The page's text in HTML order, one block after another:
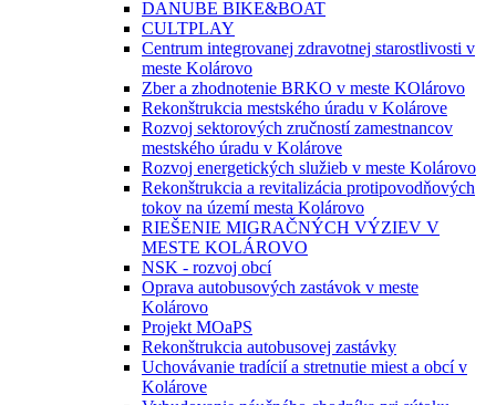
DANUBE BIKE&BOAT
CULTPLAY
Centrum integrovanej zdravotnej starostlivosti v
meste Kolárovo
Zber a zhodnotenie BRKO v meste KOlárovo
Rekonštrukcia mestského úradu v Kolárove
Rozvoj sektorových zručností zamestnancov
mestského úradu v Kolárove
Rozvoj energetických služieb v meste Kolárovo
Rekonštrukcia a revitalizácia protipovodňových
tokov na území mesta Kolárovo
RIEŠENIE MIGRAČNÝCH VÝZIEV V
MESTE KOLÁROVO
NSK - rozvoj obcí
Oprava autobusových zastávok v meste
Kolárovo
Projekt MOaPS
Rekonštrukcia autobusovej zastávky
Uchovávanie tradícií a stretnutie miest a obcí v
Kolárove